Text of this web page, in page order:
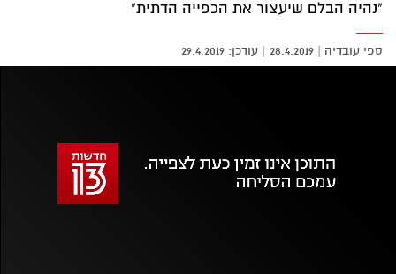
"נהיה הבלם שיעצור את הכפייה הדתית"
ספי עובדיה |
28.4.2019
29.4.2019